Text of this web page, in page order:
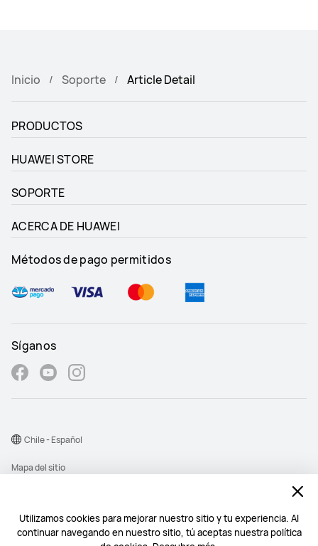
Utilizamos cookies para mejorar nuestro sitio y tu experiencia. Al
continuar navegando en nuestro sitio, tú aceptas nuestra política
Inicio Soporte Article Detail
PRODUCTOS
HUAWEI STORE
SOPORTE
ACERCA DE HUAWEI
Métodos de pago permitidos
Síganos
Mapa del sitio
Declaración de privacidad
Chile - Español